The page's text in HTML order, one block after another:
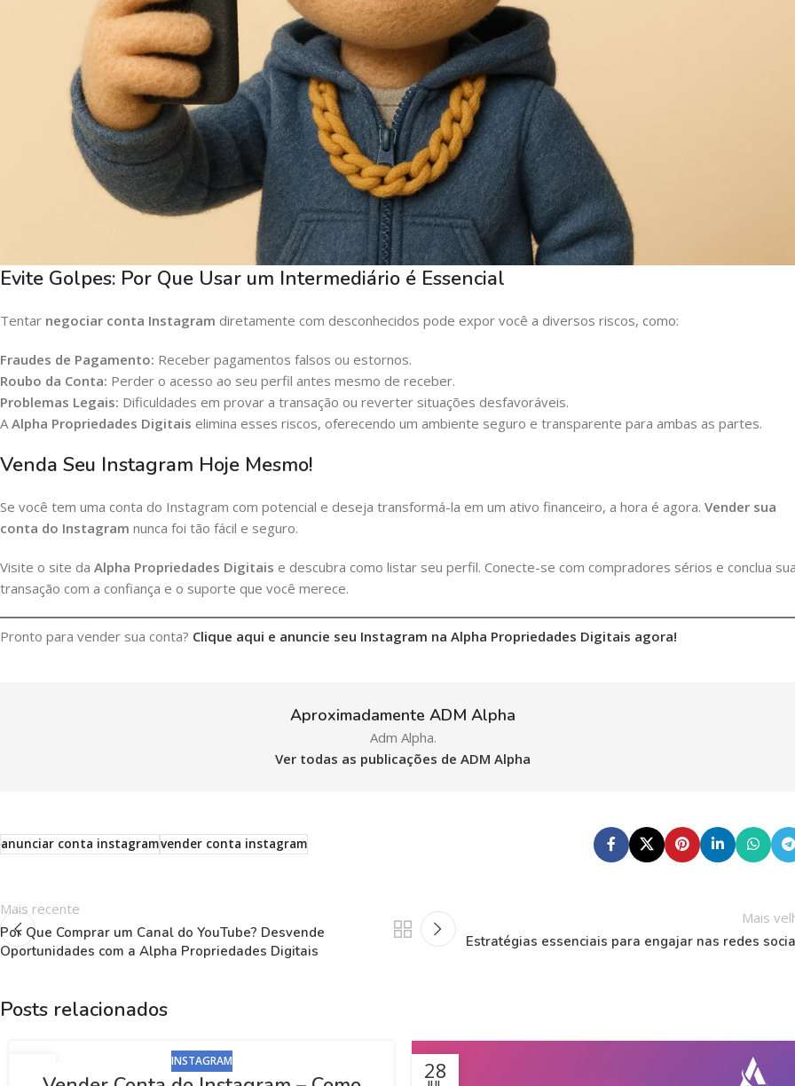
Evite Golpes: Por Que Usar um Intermediário é Essencial
Tentar negociar conta Instagram diretamente com desconhecidos pode expor você a diversos riscos, como:
Fraudes de Pagamento: Receber pagamentos falsos ou estornos.
Roubo da Conta: Perder o acesso ao seu perfil antes mesmo de receber.
Problemas Legais: Dificuldades em provar a transação ou reverter situações desfavoráveis.
AAlpha Propriedades Digitais elimina esses riscos, oferecendo um ambiente seguro e transparente para ambas as partes.
Venda Seu Instagram Hoje Mesmo!
Se você tem uma conta do Instagram com potencial e deseja transformá-la em um ativo financeiro, a hora é agora. Vender sua
conta do Instagram nunca foi tão fácil e seguro.
Visite o site da Alpha Propriedades Digitais e descubra como listar seu perfil. Conecte-se com compradores sérios e conclua
transação com a confiança e o suporte que você merece.
Pronto para vender sua conta? Clique aqui e anuncie seu Instagram na Alpha Propriedades Digitais agora!
Aproximadamente ADM Alpha
Adm Alpha.
Ver todas as publicações de ADM Alpha
anunciar conta instagramvender conta instagram
Mais recente
Por Que Comprar um Canal do YouTube? Desvende
Oportunidades com a Alpha Propriedades Digitais
Mais
Estratégias essenciais para engajar nas redes
Posts relacionados
INSTAGRAM 28